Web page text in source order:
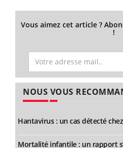
Vous aimez cet article ?
!
NOUS VOUS
Hantavirus : un cas détecté
Mortalité infantile : un rapport